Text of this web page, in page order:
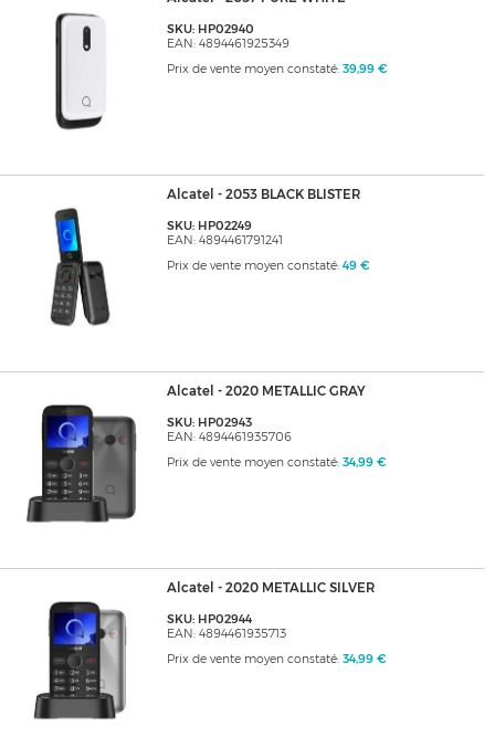
SKU: HP02940
EAN: 4894461925349
Prix de vente moyen constaté: 39,99 €
Alcatel - 2053 BLACK BLISTER
SKU: HP02249
EAN: 4894461791241
Prix de vente moyen constaté: 49 €
Alcatel - 2020 METALLIC GRAY
SKU: HP02943
EAN: 4894461935706
Prix de vente moyen constaté: 34,99 €
Alcatel - 2020 METALLIC SILVER
SKU: HP02944
EAN: 4894461935713
Prix de vente moyen constaté: 34,99 €